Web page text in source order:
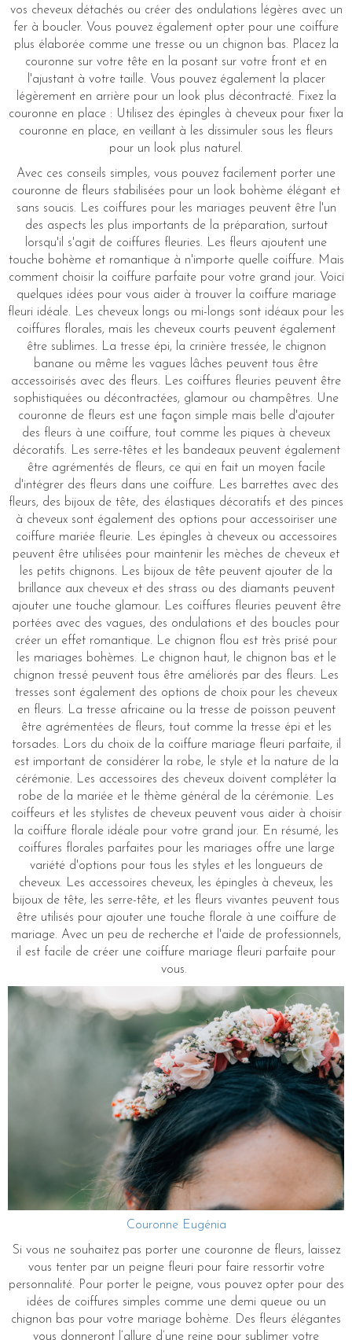
vos cheveux détachés ou créer des ondulations légères avec un
fer à boucler. Vous pouvez également opter pour une coiffure
plus élaborée comme une tresse ou un chignon bas. Placez la
couronne sur votre tête en la posant sur votre front et en
l'ajustant à votre taille. Vous pouvez également la placer
légèrement en arrière pour un look plus décontracté. Fixez la
couronne en place : Utilisez des épingles à cheveux pour fixer la
couronne en place, en veillant à les dissimuler sous les fleurs
pour un look plus naturel.
Avec ces conseils simples, vous pouvez facilement porter une
couronne de fleurs stabilisées pour un look bohème élégant et
sans soucis. Les coiffures pour les mariages peuvent être l'un
des aspects les plus importants de la préparation, surtout
lorsqu'il s'agit de coiffures fleuries. Les fleurs ajoutent une
touche bohème et romantique à n'importe quelle coiffure. Mais
comment choisir la coiffure parfaite pour votre grand jour. Voici
quelques idées pour vous aider à trouver la coiffure mariage
fleuri idéale. Les cheveux longs ou mi-longs sont idéaux pour les
coiffures florales, mais les cheveux courts peuvent également
être sublimes. La tresse épi, la crinière tressée, le chignon
banane ou même les vagues lâches peuvent tous être
accessoirisés avec des fleurs. Les coiffures fleuries peuvent être
sophistiquées ou décontractées, glamour ou champêtres. Une
couronne de fleurs est une façon simple mais belle d'ajouter
des fleurs à une coiffure, tout comme les piques à cheveux
décoratifs. Les serre-têtes et les bandeaux peuvent également
être agrémentés de fleurs, ce qui en fait un moyen facile
d'intégrer des fleurs dans une coiffure. Les barrettes avec des
fleurs, des bijoux de tête, des élastiques décoratifs et des pinces
à cheveux sont également des options pour accessoiriser une
coiffure mariée fleurie. Les épingles à cheveux ou accessoires
peuvent être utilisées pour maintenir les mèches de cheveux et
les petits chignons. Les bijoux de tête peuvent ajouter de la
brillance aux cheveux et des strass ou des diamants peuvent
ajouter une touche glamour. Les coiffures fleuries peuvent être
portées avec des vagues, des ondulations et des boucles pour
créer un effet romantique. Le chignon flou est très prisé pour
les mariages bohèmes. Le chignon haut, le chignon bas et le
chignon tressé peuvent tous être améliorés par des fleurs. Les
tresses sont également des options de choix pour les cheveux
en fleurs. La tresse africaine ou la tresse de poisson peuvent
être agrémentées de fleurs, tout comme la tresse épi et les
torsades. Lors du choix de la coiffure mariage fleuri parfaite, il
est important de considérer la robe, le style et la nature de la
cérémonie. Les accessoires des cheveux doivent compléter la
robe de la mariée et le thème général de la cérémonie. Les
coiffeurs et les stylistes de cheveux peuvent vous aider à choisir
la coiffure florale idéale pour votre grand jour. En résumé, les
coiffures florales parfaites pour les mariages offre une large
variété d'options pour tous les styles et les longueurs de
cheveux. Les accessoires cheveux, les épingles à cheveux, les
bijoux de tête, les serre-tête, et les fleurs vivantes peuvent tous
être utilisés pour ajouter une touche florale à une coiffure de
mariage. Avec un peu de recherche et l'aide de professionnels,
il est facile de créer une coiffure mariage fleuri parfaite pour
vous.
Couronne Eugénia
Si vous ne souhaitez pas porter une couronne de fleurs, laissez
vous tenter par un peigne fleuri pour faire ressortir votre
personnalité. Pour porter le peigne, vous pouvez opter pour des
idées de coiffures simples comme une demi queue ou un
chignon bas pour votre mariage bohème. Des fleurs élégantes
vous donneront l’allure d’une reine pour sublimer votre